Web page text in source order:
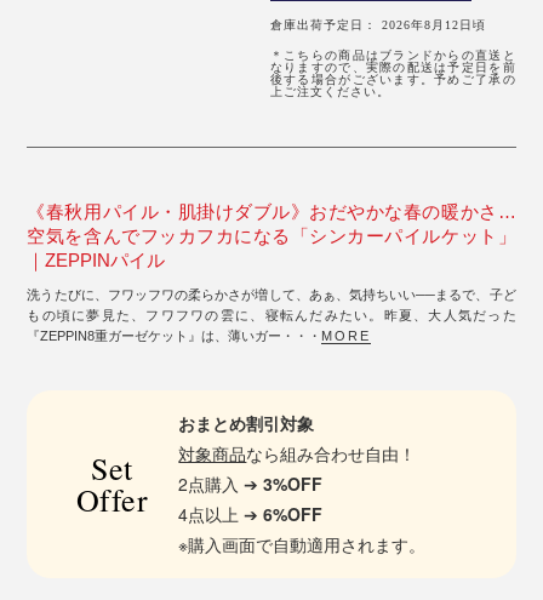
倉庫出荷予定日： 2026年8月12日頃
＊こちらの商品はブランドからの直送と
なりますので、実際の配送は予定日を前
後する場合がございます。予めご了承の
上ご注文ください。
《春秋用パイル・肌掛けダブル》おだやかな春の暖かさ…
空気を含んでフッカフカになる「シンカーパイルケット」
｜ZEPPINパイル
洗うたびに、フワッフワの柔らかさが増して、あぁ、気持ちいい──まるで、子ど
もの頃に夢見た、フワフワの雲に、寝転んだみたい。昨夏、大人気だった
『ZEPPIN8重ガーゼケット』は、薄いガー・・・ MORE
Set
Offer
おまとめ割引対象
対象商品なら組み合わせ自由！
2点購入 ➔3%OFF
4点以上 ➔6%OFF
※購入画面で自動適用されます。